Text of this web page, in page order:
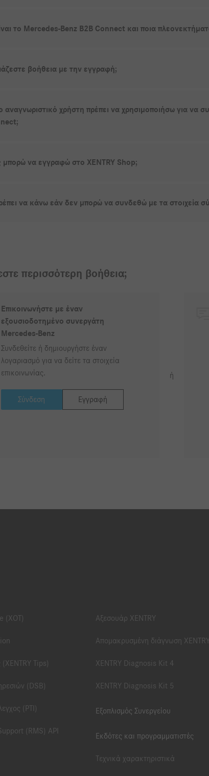
το Mercedes-Benz B2B Connect και ποια
βοήθεια με την εγγραφή;
αναγνωριστικό χρήστη πρέπει να χρησιμοποιήσω για να
μπορώ να εγγραφώ στο XENTRY Shop;
να κάνω εάν δεν μπορώ να συνδεθώ με τα στοιχεία
περισσότερη βοήθεια;
Επικοινωνήστε με έναν
εξουσιοδοτημένο συνεργάτη
Mercedes-Benz
Συνδεθείτε ή δημιουργήστε έναν
λογαριασμό για να δείτε τα στοιχεία
επικοινωνίας.
Σύνδεση Εγγραφή
ή
(XOT)
(XENTRY Tips)
(DSB)
(PTI)
(RMS) API
Αξεσουάρ XENTRY
Απομακρυσμένη διάγνωση XENTRY
XENTRY Diagnosis Kit 4
XENTRY Diagnosis Kit 5
Εξοπλισμός Συνεργείου
Εκδότες και προγραμματιστές
Τεχνικά χαρακτηριστικά